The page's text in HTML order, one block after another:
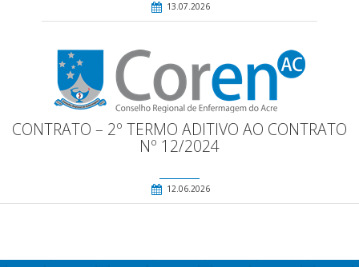
13.07.2026
CONTRATO – 2º TERMO ADITIVO AO CONTRATO
Nº 12/2024
12.06.2026